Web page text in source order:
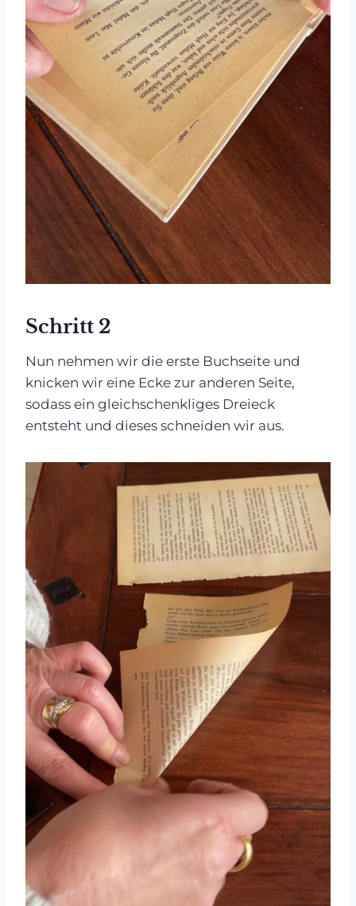
Schritt 2
Nun nehmen wir die erste Buchseite und
knicken wir eine Ecke zur anderen Seite,
sodass ein gleichschenkliges Dreieck
entsteht und dieses schneiden wir aus.